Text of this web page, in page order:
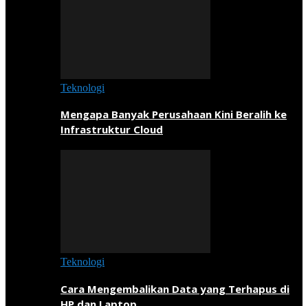
Teknologi
Mengapa Banyak Perusahaan Kini Beralih ke
Infrastruktur Cloud
Teknologi
Cara Mengembalikan Data yang Terhapus di